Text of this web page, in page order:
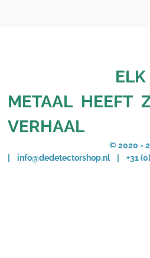
ELK
METAAL HEEFT
© 2020 -
| info@dedetectorshop.nl | +31 (0)